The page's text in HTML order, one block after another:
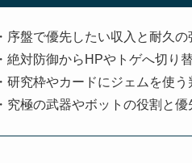
・序盤で優先したい収入と耐久の
・絶対防御からHPやトゲへ切り
・研究枠やカードにジェムを使
・究極の武器やボットの役割と優